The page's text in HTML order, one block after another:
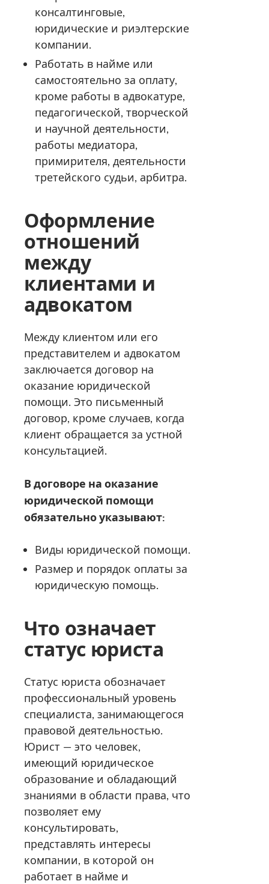
консалтинговые,
юридические и риэлтерские
компании.
Работать в найме или
самостоятельно за оплату,
кроме работы в адвокатуре,
педагогической, творческой
и научной деятельности,
работы медиатора,
примирителя, деятельности
третейского судьи, арбитра.
Оформление
отношений
между
клиентами и
адвокатом
Между клиентом или его
представителем и адвокатом
заключается договор на
оказание юридической
помощи. Это письменный
договор, кроме случаев, когда
клиент обращается за устной
консультацией.
В договоре на оказание
юридической помощи
обязательно указывают:
Виды юридической помощи.
Размер и порядок оплаты за
юридическую помощь.
Что означает
статус юриста
Статус юриста обозначает
профессиональный уровень
специалиста, занимающегося
правовой деятельностью.
Юрист — это человек,
имеющий юридическое
образование и обладающий
знаниями в области права, что
позволяет ему
консультировать,
представлять интересы
компании, в которой он
работает в найме и